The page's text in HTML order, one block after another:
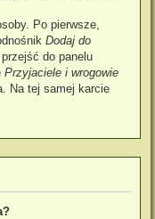
Po pierwsze,
Dodaj do
do panelu
Przyjaciele i wrogowie
Na tej samej karcie